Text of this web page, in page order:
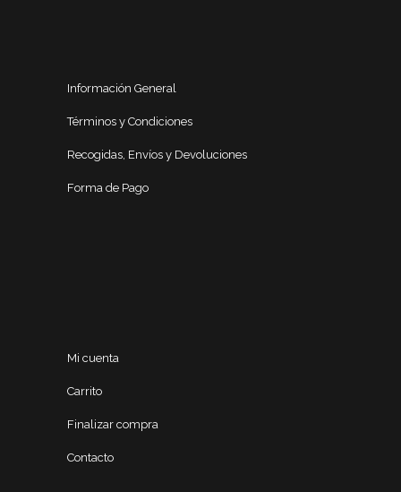
Información General
Términos y Condiciones
Recogidas, Envíos y Devoluciones
Forma de Pago
Mi cuenta
Carrito
Finalizar compra
Contacto